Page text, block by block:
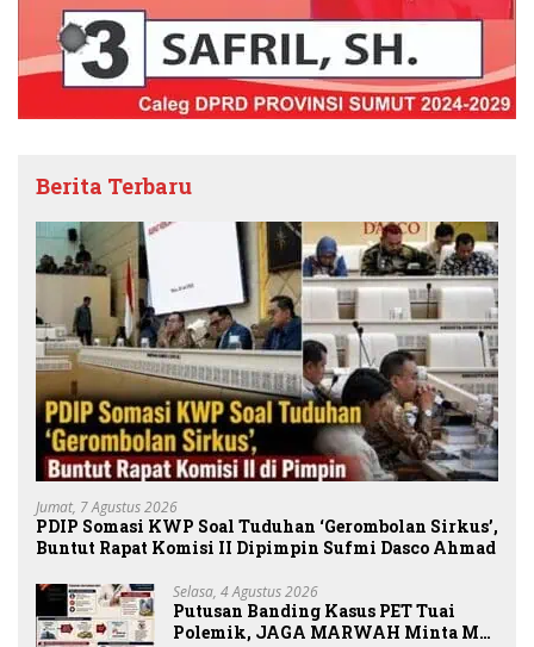
Berita Terbaru
Jumat, 7 Agustus 2026
PDIP Somasi KWP Soal Tuduhan ‘Gerombolan Sirkus’,
Buntut Rapat Komisi II Dipimpin Sufmi Dasco Ahmad
Selasa, 4 Agustus 2026
Putusan Banding Kasus PET Tuai
Polemik, JAGA MARWAH Minta MA